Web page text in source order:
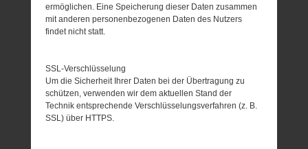
ermöglichen. Eine Speicherung dieser Daten zusammen
mit anderen personenbezogenen Daten des Nutzers
findet nicht statt.
SSL-Verschlüsselung
Um die Sicherheit Ihrer Daten bei der Übertragung zu
schützen, verwenden wir dem aktuellen Stand der
Technik entsprechende Verschlüsselungsverfahren (z. B.
SSL) über HTTPS.